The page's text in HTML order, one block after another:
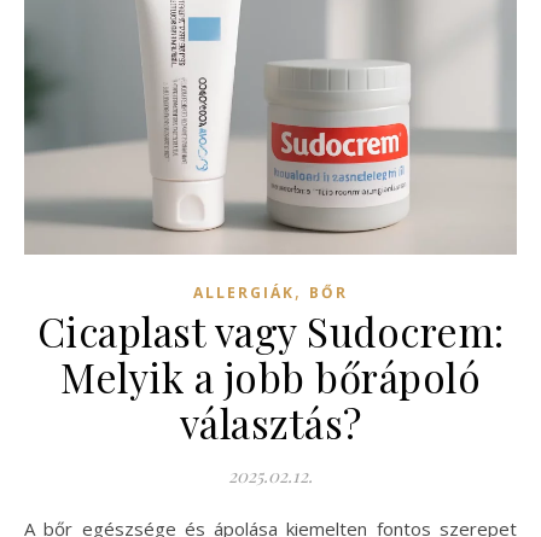
ALLERGIÁK, BŐR
Cicaplast vagy Sudocrem:
Melyik a jobb bőrápoló
választás?
2025.02.12.
A bőr egészsége és ápolása kiemelten fontos szerepet